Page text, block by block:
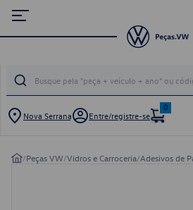
Nova Serrana Entre/registre-se
0
/Peças VW/Vidros e Carroceria/Adesivos de